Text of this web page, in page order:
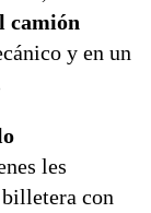
camión
y en un
les
con